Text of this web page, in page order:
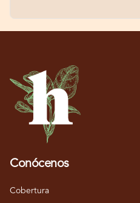
Conócenos
Cobertura